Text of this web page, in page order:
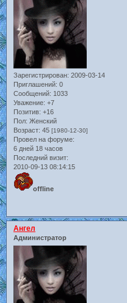
Зарегистрирован: 2009-03-14
Приглашений: 0
Сообщений: 1033
Уважение: +7
Позитив: +16
Пол: Женский
Возраст: 45 [1980-12-30]
Провел на форуме:
6 дней 18 часов
Последний визит:
2010-09-13 08:14:15
offline
Ангел
Администратор